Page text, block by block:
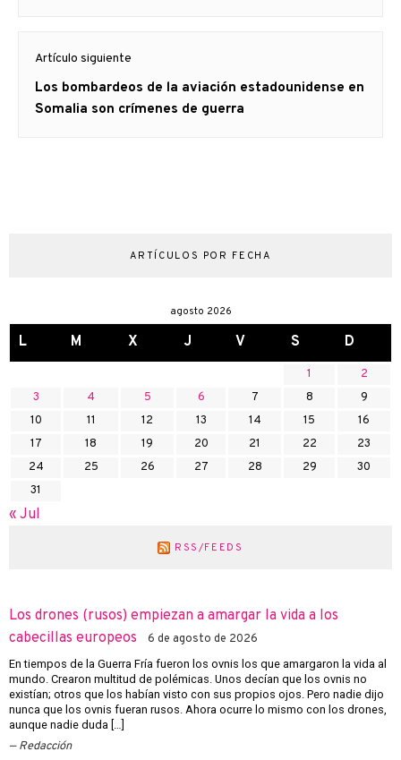
Artículo siguiente
Artículo
siguiente:
Los bombardeos de la aviación estadounidense en
Somalia son crímenes de guerra
ARTÍCULOS POR FECHA
agosto 2026
L M X J V S D
1
2
3
4 5 6 7 8
9
10
11 12 13 14 15
16
17
18 19 20 21 22
23
24
25 26 27 28 29
30
31
« Jul
RSS/FEEDS
Los drones (rusos) empiezan a amargar la vida a los
cabecillas europeos
6 de agosto de 2026
En tiempos de la Guerra Fría fueron los ovnis los que amargaron la vida al
mundo. Crearon multitud de polémicas. Unos decían que los ovnis no
existían; otros que los habían visto con sus propios ojos. Pero nadie dijo
nunca que los ovnis fueran rusos. Ahora ocurre lo mismo con los drones,
aunque nadie duda […]
Redacción